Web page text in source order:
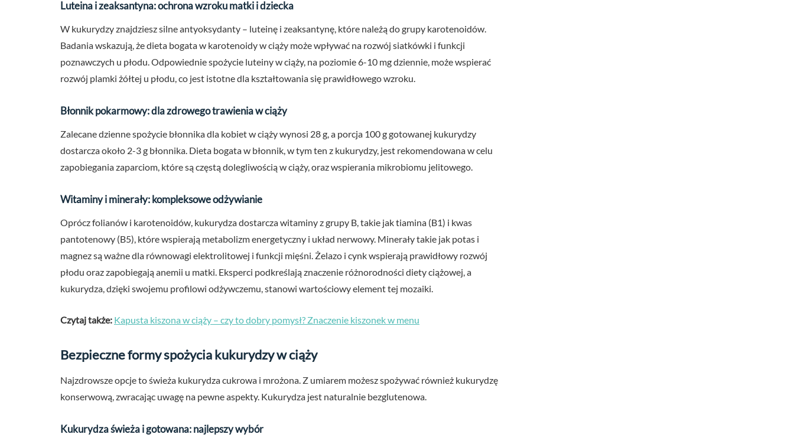
Luteina i zeaksantyna: ochrona wzroku matki i dziecka
W kukurydzy znajdziesz silne antyoksydanty – luteinę i zeaksantynę, które należą do grupy karotenoidów.
Badania wskazują, że dieta bogata w karotenoidy w ciąży może wpływać na rozwój siatkówki i funkcji
poznawczych u płodu. Odpowiednie spożycie luteiny w ciąży, na poziomie 6-10 mg dziennie, może wspierać
rozwój plamki żółtej u płodu, co jest istotne dla kształtowania się prawidłowego wzroku.
Błonnik pokarmowy: dla zdrowego trawienia w ciąży
Zalecane dzienne spożycie błonnika dla kobiet w ciąży wynosi 28 g, a porcja 100 g gotowanej kukurydzy
dostarcza około 2-3 g błonnika. Dieta bogata w błonnik, w tym ten z kukurydzy, jest rekomendowana w celu
zapobiegania zaparciom, które są częstą dolegliwością w ciąży, oraz wspierania mikrobiomu jelitowego.
Witaminy i minerały: kompleksowe odżywianie
Oprócz folianów i karotenoidów, kukurydza dostarcza witaminy z grupy B, takie jak tiamina (B1) i kwas
pantotenowy (B5), które wspierają metabolizm energetyczny i układ nerwowy. Minerały takie jak potas i
magnez są ważne dla równowagi elektrolitowej i funkcji mięśni. Żelazo i cynk wspierają prawidłowy rozwój
płodu oraz zapobiegają anemii u matki. Eksperci podkreślają znaczenie różnorodności diety ciążowej, a
kukurydza, dzięki swojemu profilowi odżywczemu, stanowi wartościowy element tej mozaiki.
Czytaj także: Kapusta kiszona w ciąży – czy to dobry pomysł? Znaczenie kiszonek w menu
Bezpieczne formy spożycia kukurydzy w ciąży
Najzdrowsze opcje to świeża kukurydza cukrowa i mrożona. Z umiarem możesz spożywać również kukurydzę
konserwową, zwracając uwagę na pewne aspekty. Kukurydza jest naturalnie bezglutenowa.
Kukurydza świeża i gotowana: najlepszy wybór